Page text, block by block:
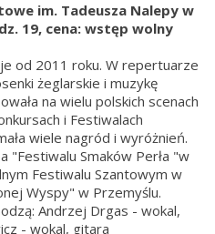
im. Tadeusza Nalepy w
19, cena: wstęp wolny
od 2011 roku. W repertuarze
żeglarskie i muzykę
na wielu polskich scenach
i Festiwalach
wiele nagród i wyróżnień.
"Festiwalu Smaków Perła "w
Festiwalu Szantowym w
Wyspy" w Przemyślu.
Andrzej Drgas - wokal,
- wokal, gitara